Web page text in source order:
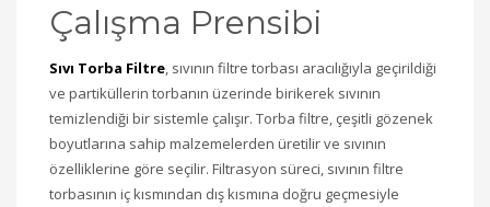
Çalışma Prensibi
Sıvı Torba Filtre, sıvının filtre torbası aracılığıyla geçirildiği
ve partiküllerin torbanın üzerinde birikerek sıvının
temizlendiği bir sistemle çalışır. Torba filtre, çeşitli gözenek
boyutlarına sahip malzemelerden üretilir ve sıvının
özelliklerine göre seçilir. Filtrasyon süreci, sıvının filtre
torbasının iç kısmından dış kısmına doğru geçmesiyle